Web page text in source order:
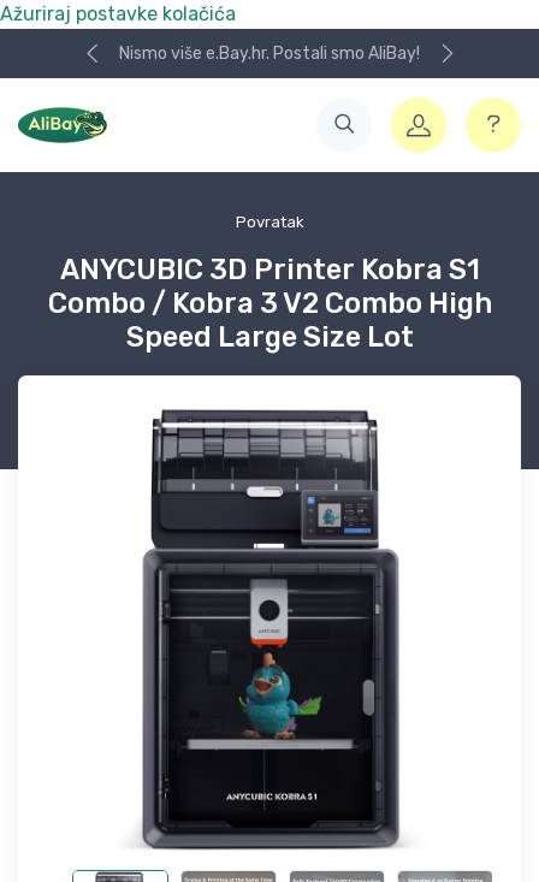
Ažuriraj postavke kolačića
Nismo više e.Bay.hr. Postali smo AliBay!
Povratak
ANYCUBIC 3D Printer Kobra S1
Combo / Kobra 3 V2 Combo High
Speed Large Size Lot